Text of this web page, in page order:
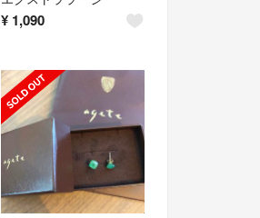
¥ 1,090